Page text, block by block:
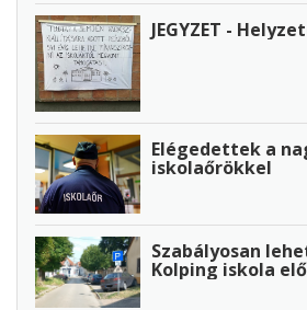
JEGYZET -
Elégedettek a
iskolaőrökkel
Szabályosan
Kolping iskola